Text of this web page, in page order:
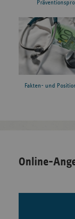
Fakten- und
Online-